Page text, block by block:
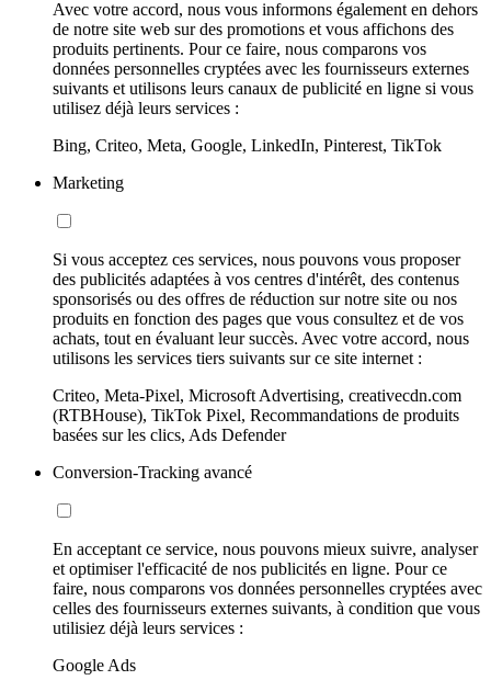
Avec votre accord, nous vous informons également en dehors
de notre site web sur des promotions et vous affichons des
produits pertinents. Pour ce faire, nous comparons vos
données personnelles cryptées avec les fournisseurs externes
suivants et utilisons leurs canaux de publicité en ligne si vous
utilisez déjà leurs services :
Bing, Criteo, Meta, Google, LinkedIn, Pinterest, TikTok
Marketing
Si vous acceptez ces services, nous pouvons vous proposer
des publicités adaptées à vos centres d'intérêt, des contenus
sponsorisés ou des offres de réduction sur notre site ou nos
produits en fonction des pages que vous consultez et de vos
achats, tout en évaluant leur succès. Avec votre accord, nous
utilisons les services tiers suivants sur ce site internet :
Criteo, Meta-Pixel, Microsoft Advertising, creativecdn.com
(RTBHouse), TikTok Pixel, Recommandations de produits
basées sur les clics, Ads Defender
Conversion-Tracking avancé
En acceptant ce service, nous pouvons mieux suivre, analyser
et optimiser l'efficacité de nos publicités en ligne. Pour ce
faire, nous comparons vos données personnelles cryptées avec
celles des fournisseurs externes suivants, à condition que vous
utilisiez déjà leurs services :
Google Ads